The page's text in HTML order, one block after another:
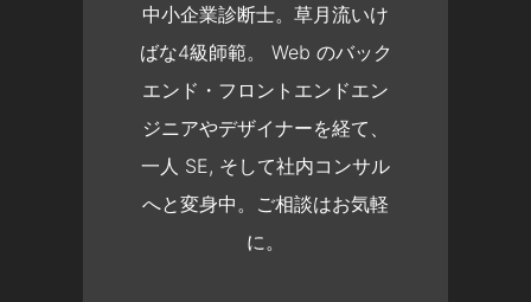
中小企業診断士。草月流いけ
ばな4級師範。 Web のバック
エンド・フロントエンドエン
ジニアやデザイナーを経て、
一人 SE, そして社内コンサル
へと変身中。ご相談はお気軽
に。